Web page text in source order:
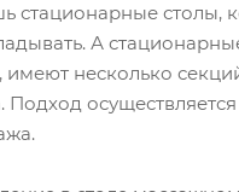
стационарные столы,
А
несколько
Подход